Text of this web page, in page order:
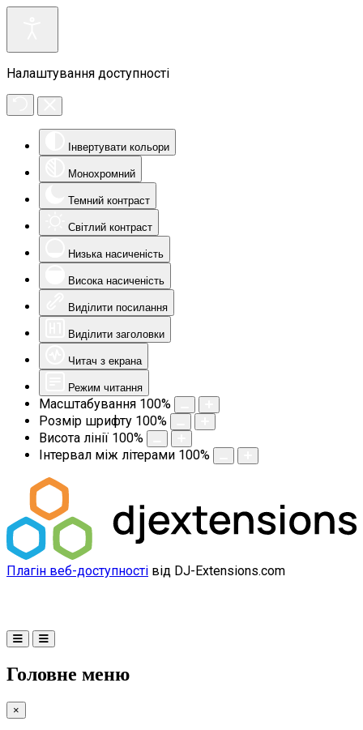
Налаштування доступності
Інвертувати кольори
Монохромний
Темний контраст
Світлий контраст
Низька насиченість
Висока насиченість
Виділити посилання
Виділити заголовки
Читач з екрана
Режим читання
Масштабування 100%
Розмір шрифту 100%
Висота лінії 100%
Інтервал між літерами 100%
Плагін веб-доступності від DJ-Extensions.com
Головне меню
×